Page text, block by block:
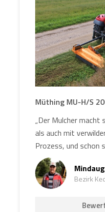
Müthing MU-H/S
„Der Mulcher macht
als auch mit
Prozess, und schon
Bezirk